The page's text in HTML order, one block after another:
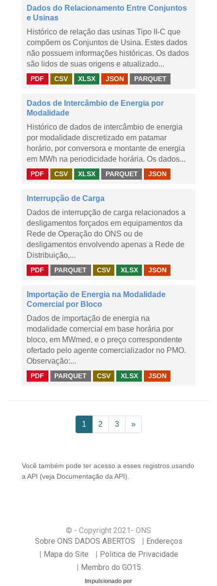
Dados do Relacionamento Entre Conjuntos
e Usinas
Histórico de relação das usinas Tipo II-C que
compõem os Conjuntos de Usina. Estes dados
não possuem informações históricas. Os dados
são lidos de suas origens e atualizado...
PDF CSV XLSX JSON PARQUET
Dados de Intercâmbio de Energia por
Modalidade
Histórico de dados de intercâmbio de energia
por modalidade discretizado em patamar
horário, por conversora e montante de energia
em MWh na periodicidade horária. Os dados...
PDF CSV XLSX PARQUET JSON
Interrupção de Carga
Dados de interrupção de carga relacionados a
desligamentos forçados em equipamentos da
Rede de Operação do ONS ou de
desligamentos envolvendo apenas a Rede de
Distribuição,...
PDF PARQUET CSV XLSX JSON
Importação de Energia na Modalidade
Comercial por Bloco
Dados de importação de energia na
modalidade comercial em base horária por
bloco, em MWmed, e o preço correspondente
ofertado pelo agente comercializador no PMO.
Observação:...
PDF PARQUET CSV XLSX JSON
1 2 3 »
Você também pode ter acesso a esses registros usando
a API (veja Documentação da API ).
© - Copyright 2021 - ONS
Sobre ONS DADOS ABERTOS
Endereços
Mapa do Site
Politica de Privacidade
Membro do GO15
Impulsionado por